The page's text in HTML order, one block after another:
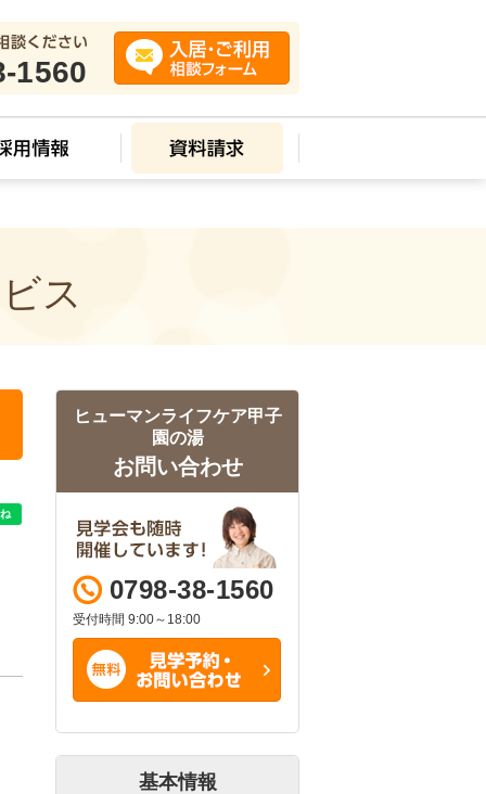
1560
ス
ヒューマンライフケア甲子
園の湯
お問い合わせ
0798-38-1560
受付時間 9:00～18:00
基本情報